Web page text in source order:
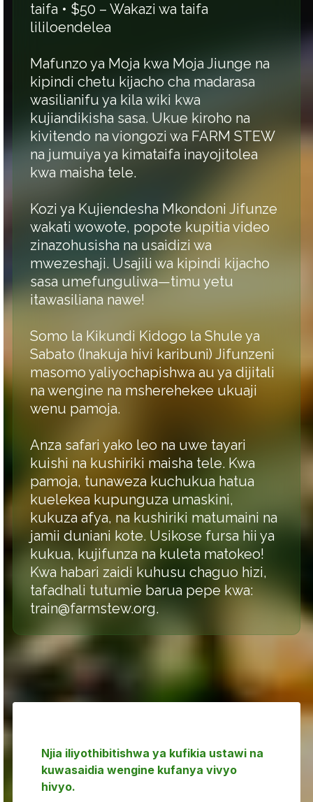
taifa •⁠ ⁠$50 – Wakazi wa taifa
lililoendelea
Mafunzo ya Moja kwa Moja Jiunge na
kipindi chetu kijacho cha madarasa
wasilianifu ya kila wiki kwa
kujiandikisha sasa. Ukue kiroho na
kivitendo na viongozi wa FARM STEW
na jumuiya ya kimataifa inayojitolea
kwa maisha tele.
Kozi ya Kujiendesha Mkondoni Jifunze
wakati wowote, popote kupitia video
zinazohusisha na usaidizi wa
mwezeshaji. Usajili wa kipindi kijacho
sasa umefunguliwa—timu yetu
itawasiliana nawe!
Somo la Kikundi Kidogo la Shule ya
Sabato (Inakuja hivi karibuni) Jifunzeni
masomo yaliyochapishwa au ya dijitali
na wengine na msherehekee ukuaji
wenu pamoja.
Anza safari yako leo na uwe tayari
kuishi na kushiriki maisha tele. Kwa
pamoja, tunaweza kuchukua hatua
kuelekea kupunguza umaskini,
kukuza afya, na kushiriki matumaini na
jamii duniani kote. Usikose fursa hii ya
kukua, kujifunza na kuleta matokeo!
Kwa habari zaidi kuhusu chaguo hizi,
tafadhali tutumie barua pepe kwa:
train@farmstew.org.